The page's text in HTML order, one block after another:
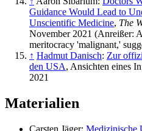
Guidance Would Lead to
Unscientific Medicine, The
November 2021 (Anreißer:
meritocracy 'malignant,'
↑ Hadmut Danisch: Zur
den USA, Ansichten eines
2021
Materialien
Carsten Jäger: Medizinische